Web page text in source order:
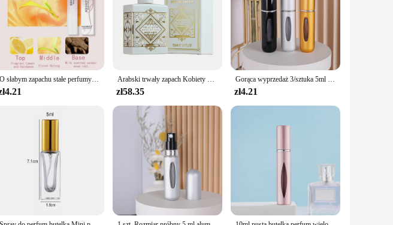
are not just garments; they are a gateway to a new persona. The intricate designs and
Whether you're portraying a historical figure, a mythical creature, or a beloved anime
The durable materials and construction mean that you can enjoy your costume for multiple
of sizes, allowing for a perfect fit for a variety of body types. This means that no matter your
and suppliers. This makes them an excellent choice for those looking to expand their
to quality, our costumes are a smart investment for any vendor or supplier looking to
O słabym zapachu stałe perfumy balsam w sztyfcie dla kobiet mężczyzn antyperspirant długotrwałe zapachy długopis łatwy w użyciu dezodoranty Arabski trwały zapach Kobiety Perfumy Spray do ciała Roślinny kwiatowy zapach Feromon Woda perfumowana Koloń Mężczyźni 50ml Perfumy Hombre
zł58.35
Gorąca wyprzedaż 3/sztuka 5ml modna mini butelki do perfum aluminiowa lekka przenośna butelka z ultra cienkiej perfumy w sprayu wody kolońskiej
zł4.21